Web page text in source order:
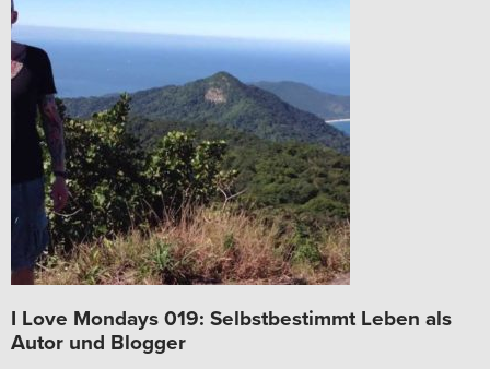
I Love Mondays 019: Selbstbestimmt Leben als
Autor und Blogger